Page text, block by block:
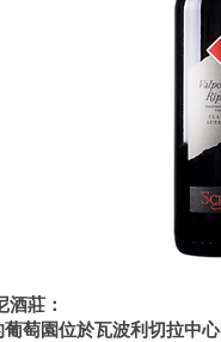
酒莊：
萄園位於瓦波利切拉中